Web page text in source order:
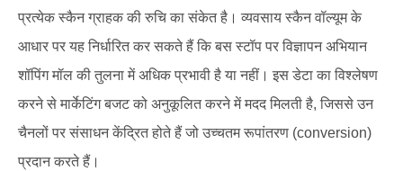
प्रत्येक स्कैन ग्राहक की रुचि का संकेत है। व्यवसाय स्कैन वॉल्यूम के
आधार पर यह निर्धारित कर सकते हैं कि बस स्टॉप पर विज्ञापन अभियान
शॉपिंग मॉल की तुलना में अधिक प्रभावी है या नहीं। इस डेटा का विश्लेषण
करने से मार्केटिंग बजट को अनुकूलित करने में मदद मिलती है, जिससे उन
चैनलों पर संसाधन केंद्रित होते हैं जो उच्चतम रूपांतरण (conversion)
प्रदान करते हैं।